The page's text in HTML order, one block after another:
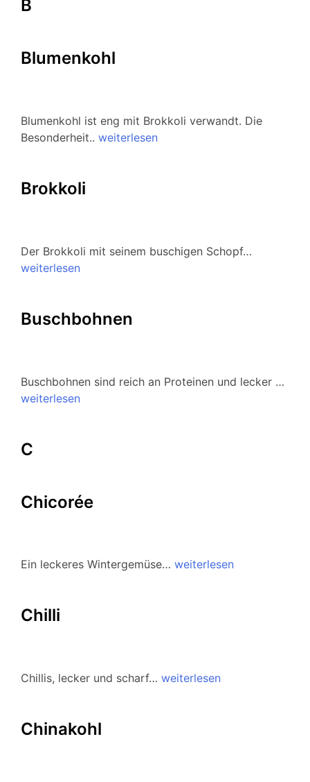
B
Blumenkohl
Blumenkohl ist eng mit Brokkoli verwandt. Die
Besonderheit.. weiterlesen
Brokkoli
Der Brokkoli mit seinem buschigen Schopf…
weiterlesen
Buschbohnen
Buschbohnen sind reich an Proteinen und lecker …
weiterlesen
C
Chicorée
Ein leckeres Wintergemüse… weiterlesen
Chilli
Chillis, lecker und scharf… weiterlesen
Chinakohl